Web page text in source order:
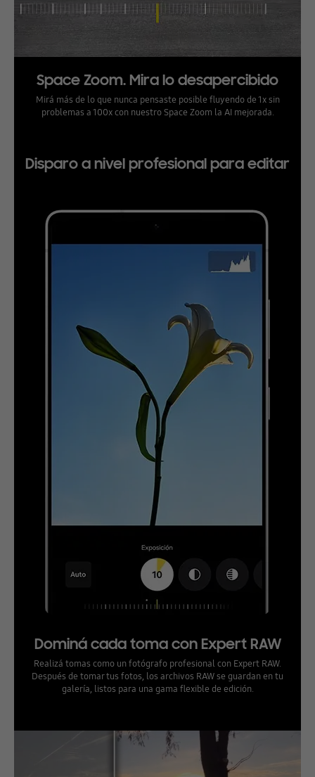
Space Zoom. Mira lo desapercibido
Mirá más de lo que nunca pensaste posible fluyendo de 1x sin
problemas a 100x con nuestro Space Zoom la AI mejorada.
Disparo a nivel profesional para editar
Dominá cada toma con Expert RAW
Realizá tomas como un fotógrafo profesional con Expert RAW.
Después de tomar tus fotos, los archivos RAW se guardan en tu
galería, listos para una gama flexible de edición.